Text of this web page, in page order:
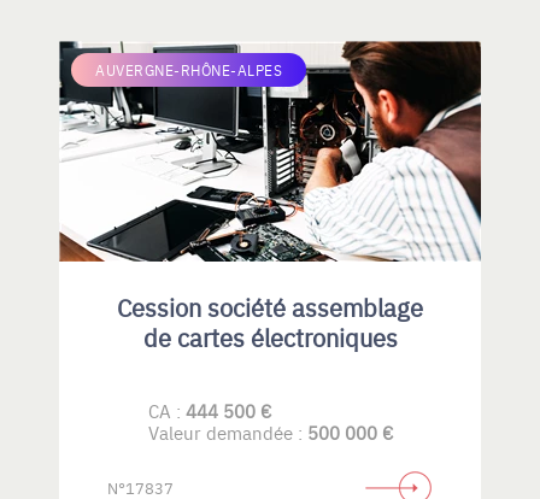
AUVERGNE-RHÔNE-ALPES
Cession société assemblage
de cartes électroniques
CA : 444 500 €
Valeur demandée : 500 000 €
N°17837